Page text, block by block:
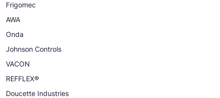
Frigomec
AWA
Onda
Johnson Controls
VACON
REFFLEX®
Doucette Industries